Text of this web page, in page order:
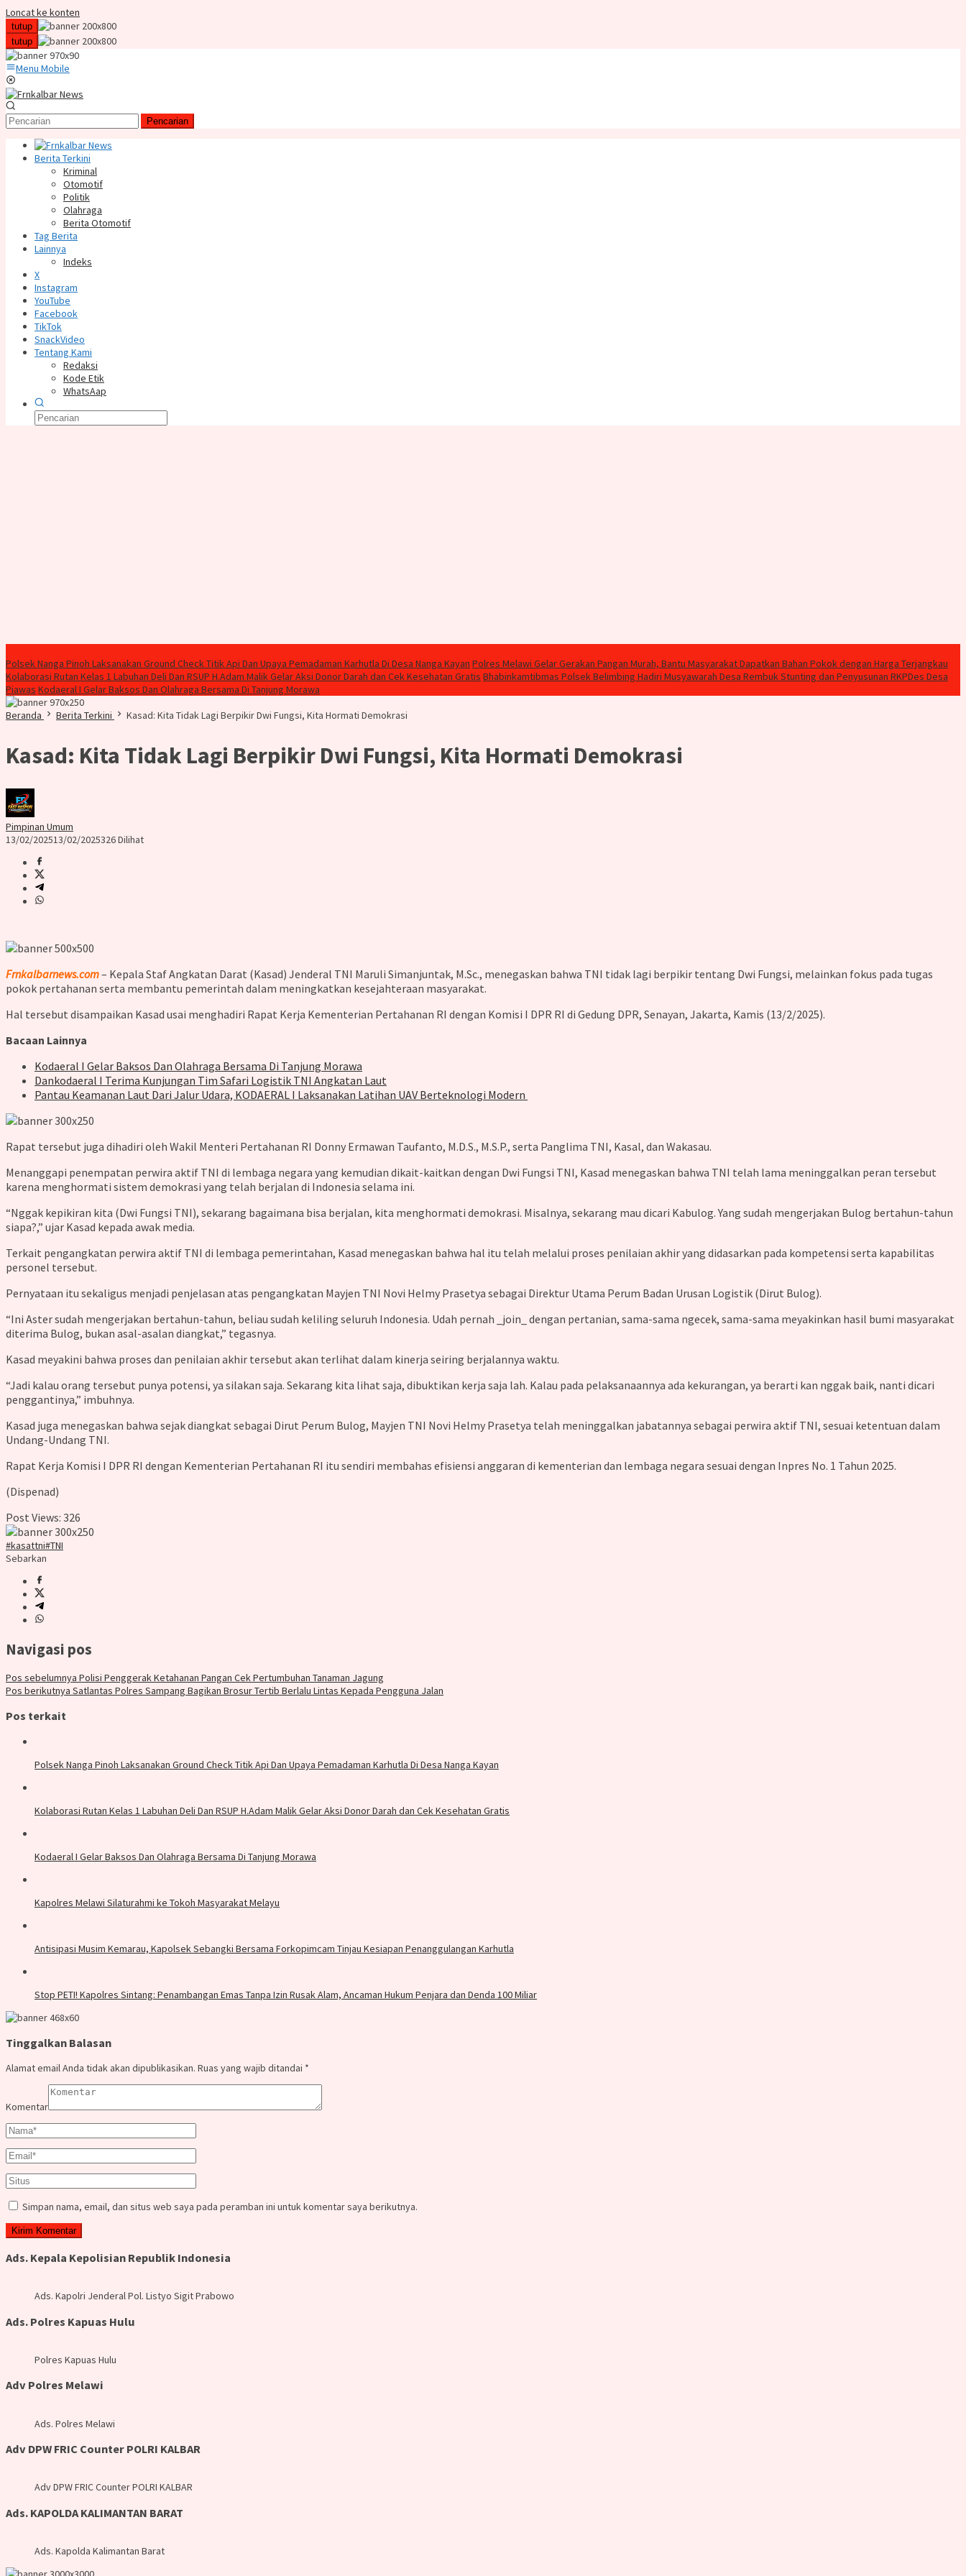
Loncat ke konten
tutup
tutup
Menu Mobile
Pencarian
Berita Terkini
Kriminal
Otomotif
Politik
Olahraga
Berita Otomotif
Tag Berita
Lainnya
Indeks
X
Instagram
YouTube
Facebook
TikTok
SnackVideo
Tentang Kami
Redaksi
Kode Etik
WhatsAap
Polsek Nanga Pinoh Laksanakan Ground Check Titik Api Dan Upaya Pemadaman Karhutla Di Desa Nanga Kayan Polres Melawi Gelar Gerakan Pangan Murah, Bantu Masyarakat Dapatkan Bahan Pokok dengan Harga Terjangkau
Kolaborasi Rutan Kelas 1 Labuhan Deli Dan RSUP H.Adam Malik Gelar Aksi Donor Darah dan Cek Kesehatan Gratis Bhabinkamtibmas Polsek Belimbing Hadiri Musyawarah Desa Rembuk Stunting dan Penyusunan RKPDes Desa
Piawas Kodaeral I Gelar Baksos Dan Olahraga Bersama Di Tanjung Morawa
Beranda
Berita Terkini Kasad: Kita Tidak Lagi Berpikir Dwi Fungsi, Kita Hormati Demokrasi
Kasad: Kita Tidak Lagi Berpikir Dwi Fungsi, Kita Hormati Demokrasi
Pimpinan Umum
13/02/202513/02/2025326 Dilihat
Frnkalbarnews.com– Kepala Staf Angkatan Darat (Kasad) Jenderal TNI Maruli Simanjuntak, M.Sc., menegaskan bahwa TNI tidak lagi berpikir tentang Dwi Fungsi, melainkan fokus pada tugas
pokok pertahanan serta membantu pemerintah dalam meningkatkan kesejahteraan masyarakat.
Hal tersebut disampaikan Kasad usai menghadiri Rapat Kerja Kementerian Pertahanan RI dengan Komisi I DPR RI di Gedung DPR, Senayan, Jakarta, Kamis (13/2/2025).
Bacaan Lainnya
Kodaeral I Gelar Baksos Dan Olahraga Bersama Di Tanjung Morawa
Dankodaeral I Terima Kunjungan Tim Safari Logistik TNI Angkatan Laut
Pantau Keamanan Laut Dari Jalur Udara, KODAERAL I Laksanakan Latihan UAV Berteknologi Modern ‎
Rapat tersebut juga dihadiri oleh Wakil Menteri Pertahanan RI Donny Ermawan Taufanto, M.D.S., M.S.P., serta Panglima TNI, Kasal, dan Wakasau.
Menanggapi penempatan perwira aktif TNI di lembaga negara yang kemudian dikait-kaitkan dengan Dwi Fungsi TNI, Kasad menegaskan bahwa TNI telah lama meninggalkan peran tersebut
karena menghormati sistem demokrasi yang telah berjalan di Indonesia selama ini.
“Nggak kepikiran kita (Dwi Fungsi TNI), sekarang bagaimana bisa berjalan, kita menghormati demokrasi. Misalnya, sekarang mau dicari Kabulog. Yang sudah mengerjakan Bulog bertahun-tahun
siapa?,” ujar Kasad kepada awak media.
Terkait pengangkatan perwira aktif TNI di lembaga pemerintahan, Kasad menegaskan bahwa hal itu telah melalui proses penilaian akhir yang didasarkan pada kompetensi serta kapabilitas
personel tersebut.
Pernyataan itu sekaligus menjadi penjelasan atas pengangkatan Mayjen TNI Novi Helmy Prasetya sebagai Direktur Utama Perum Badan Urusan Logistik (Dirut Bulog).
“Ini Aster sudah mengerjakan bertahun-tahun, beliau sudah keliling seluruh Indonesia. Udah pernah _join_ dengan pertanian, sama-sama ngecek, sama-sama meyakinkan hasil bumi masyarakat
diterima Bulog, bukan asal-asalan diangkat,” tegasnya.
Kasad meyakini bahwa proses dan penilaian akhir tersebut akan terlihat dalam kinerja seiring berjalannya waktu.
“Jadi kalau orang tersebut punya potensi, ya silakan saja. Sekarang kita lihat saja, dibuktikan kerja saja lah. Kalau pada pelaksanaannya ada kekurangan, ya berarti kan nggak baik, nanti dicari
penggantinya,” imbuhnya.
Kasad juga menegaskan bahwa sejak diangkat sebagai Dirut Perum Bulog, Mayjen TNI Novi Helmy Prasetya telah meninggalkan jabatannya sebagai perwira aktif TNI, sesuai ketentuan dalam
Undang-Undang TNI.
Rapat Kerja Komisi I DPR RI dengan Kementerian Pertahanan RI itu sendiri membahas efisiensi anggaran di kementerian dan lembaga negara sesuai dengan Inpres No. 1 Tahun 2025.
(Dispenad)
Post Views: 326
#kasattni#TNI
Sebarkan
Navigasi pos
Pos sebelumnya Polisi Penggerak Ketahanan Pangan Cek Pertumbuhan Tanaman Jagung
Pos berikutnya Satlantas Polres Sampang Bagikan Brosur Tertib Berlalu Lintas Kepada Pengguna Jalan
Pos terkait
Polsek Nanga Pinoh Laksanakan Ground Check Titik Api Dan Upaya Pemadaman Karhutla Di Desa Nanga Kayan
Kolaborasi Rutan Kelas 1 Labuhan Deli Dan RSUP H.Adam Malik Gelar Aksi Donor Darah dan Cek Kesehatan Gratis
Kodaeral I Gelar Baksos Dan Olahraga Bersama Di Tanjung Morawa
Kapolres Melawi Silaturahmi ke Tokoh Masyarakat Melayu
Antisipasi Musim Kemarau, Kapolsek Sebangki Bersama Forkopimcam Tinjau Kesiapan Penanggulangan Karhutla
Stop PETI! Kapolres Sintang: Penambangan Emas Tanpa Izin Rusak Alam, Ancaman Hukum Penjara dan Denda 100 Miliar
Tinggalkan Balasan
Alamat email Anda tidak akan dipublikasikan. Ruas yang wajib ditandai *
Komentar
Simpan nama, email, dan situs web saya pada peramban ini untuk komentar saya berikutnya.
Ads. Kepala Kepolisian Republik Indonesia
Ads. Kapolri Jenderal Pol. Listyo Sigit Prabowo
Ads. Polres Kapuas Hulu
Polres Kapuas Hulu
Adv Polres Melawi
Ads. Polres Melawi
Adv DPW FRIC Counter POLRI KALBAR
Adv DPW FRIC Counter POLRI KALBAR
Ads. KAPOLDA KALIMANTAN BARAT
Ads. Kapolda Kalimantan Barat